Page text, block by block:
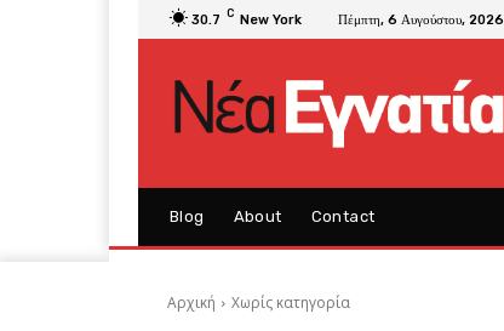
30.7 C New York Πέμπτη, 6 Αυγούστου, 2026
Blog About Contact
Αρχική Χωρίς κατηγορία